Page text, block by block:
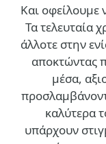
Και οφείλουμε
Τα τελευταία
άλλοτε στην
αποκτώντας
μέσα,
καλύτερα
υπάρχουν